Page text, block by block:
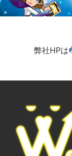
弊社HPは